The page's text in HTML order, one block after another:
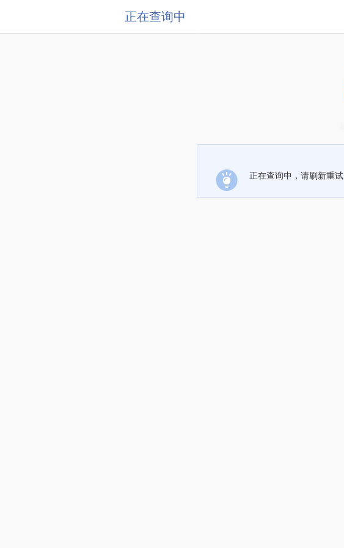
正在查询中
正在查询中，请刷新重试